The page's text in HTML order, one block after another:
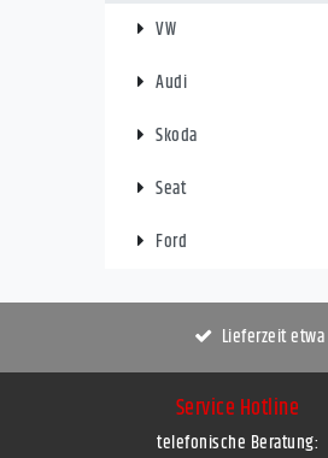
VW
Audi
Skoda
Seat
Ford
Lieferzeit
Service Hotline
telefonische Beratung: